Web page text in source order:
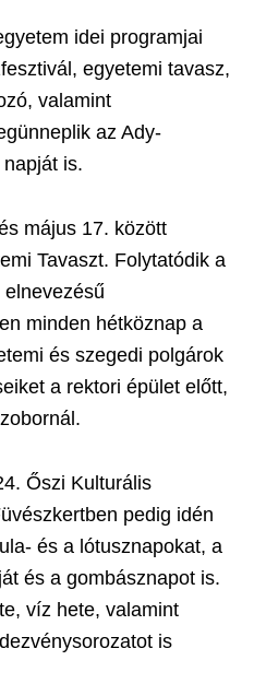
idei programjai
egyetemi tavasz,
valamint
az Ady-
is.
május 17. között
Tavaszt. Folytatódik a
elnevezésű
minden hétköznap a
és szegedi polgárok
a rektori épület előtt,
Őszi Kulturális
pedig idén
és a lótusznapokat, a
és a gombásznapot is.
víz hete, valamint
is